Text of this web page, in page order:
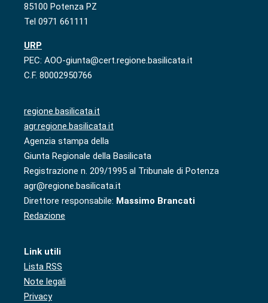
85100 Potenza PZ
Tel 0971 661111
URP
PEC: AOO-giunta@cert.regione.basilicata.it
C.F. 80002950766
regione.basilicata.it
agr.regione.basilicata.it
Agenzia stampa della
Giunta Regionale della Basilicata
Registrazione n. 209/1995 al Tribunale di Potenza
agr@regione.basilicata.it
Direttore responsabile: Massimo Brancati
Redazione
Link utili
Lista RSS
Note legali
Privacy